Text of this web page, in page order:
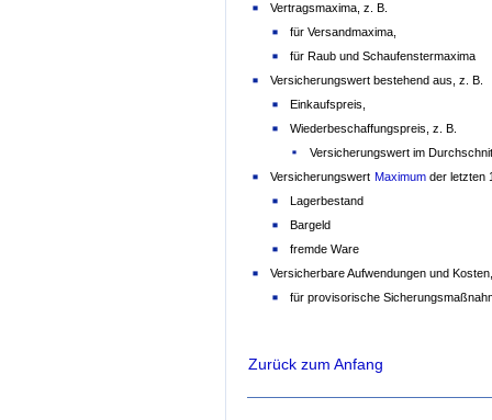
Vertragsmaxima, z. B.
für Versandmaxima,
für Raub und Schaufenstermaxima
Versicherungswert bestehend aus, z. B.
Einkaufspreis,
Wiederbeschaffungspreis, z. B.
Versicherungswert im
Versicherungswert Maximum der letzten
Lagerbestand
Bargeld
fremde Ware
Versicherbare Aufwendungen und
für provisorische
Zurück zum Anfang